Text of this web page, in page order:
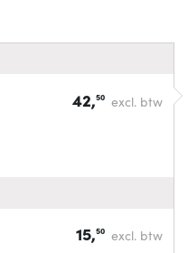
42,50 excl. btw
15,50 excl. btw